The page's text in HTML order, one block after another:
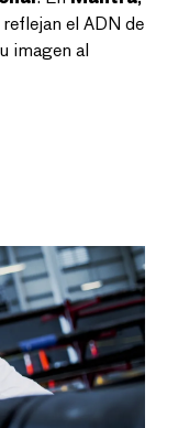
el ADN de
imagen al